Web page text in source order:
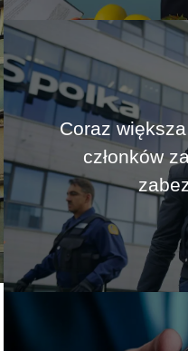
Coraz
członków